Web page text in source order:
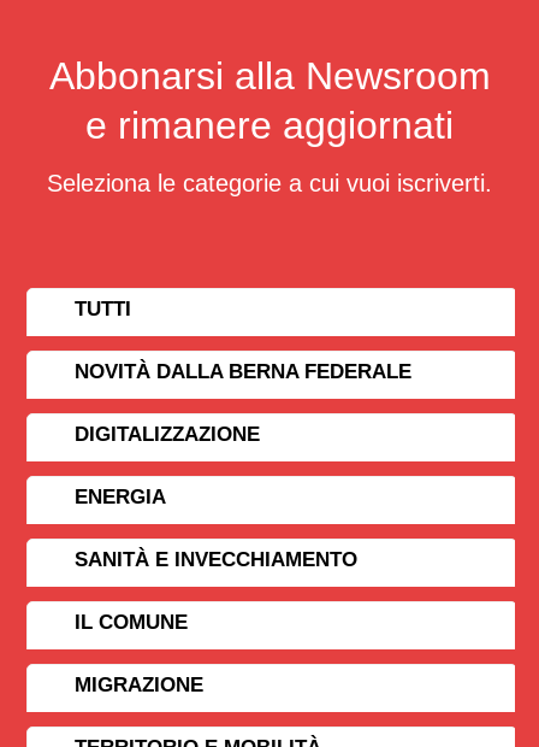
Abbonarsi alla Newsroom
e rimanere aggiornati
Seleziona le categorie a cui vuoi iscriverti.
TUTTI
NOVITÀ DALLA BERNA FEDERALE
DIGITALIZZAZIONE
ENERGIA
SANITÀ E INVECCHIAMENTO
IL COMUNE
MIGRAZIONE